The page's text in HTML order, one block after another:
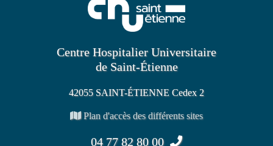
Centre Hospitalier Universitaire
de Saint-Étienne
42055 SAINT-ÉTIENNE Cedex 2
Plan d'accès des différents sites
04 77 82 80 00